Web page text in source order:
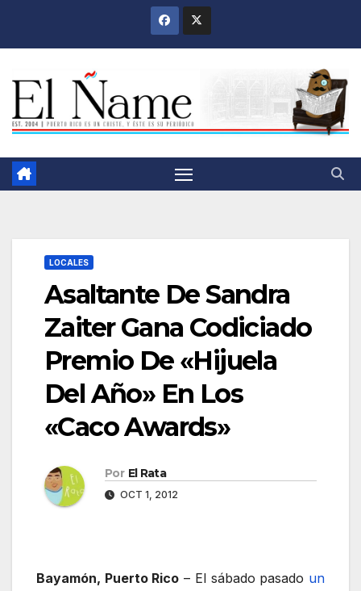
LOCALES
Asaltante De Sandra
Zaiter Gana Codiciado
Premio De «Hijuela
Del Año» En Los
«Caco Awards»
Por El Rata
OCT 1, 2012
Bayamón, Puerto Rico – El sábado pasado un